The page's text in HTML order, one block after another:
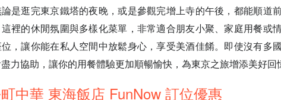
是逛完東京鐵塔的夜晚，或是參觀完增上寺的午後，都能順道
裡的休閒氛圍與多樣化菜單，非常適合朋友小聚、家庭用餐或
，讓你能在私人空間中放鬆身心，享受美酒佳餚。即使沒有多
力協助，讓你的用餐體驗更加順暢愉快，為東京之旅增添美好回
中華 東海飯店 FunNow 訂位優惠